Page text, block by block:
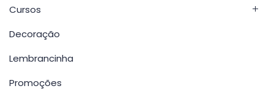
Cursos
Decoração
Lembrancinha
Promoções